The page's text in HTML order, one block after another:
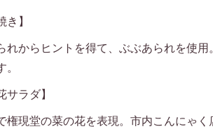
き】
れからヒントを得て、ぶぶあられを使
サラダ】
権現堂の菜の花を表現。市内こんにゃ